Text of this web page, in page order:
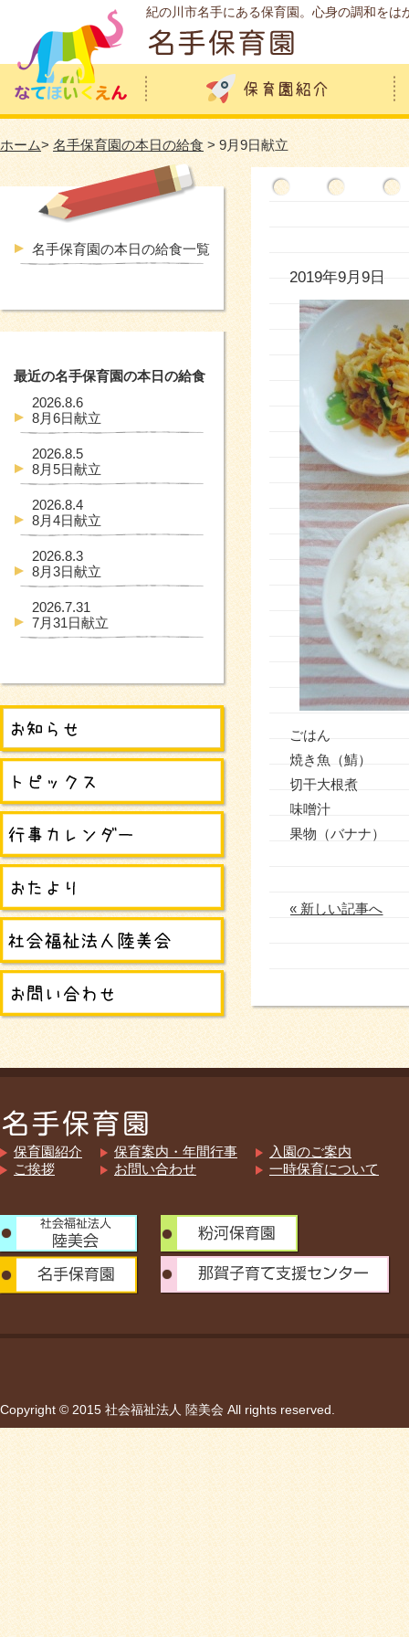
紀の川市名手にある保育園。心身の調和を
ホーム> 名手保育園の本日の給食 > 9月9日献立
2019年9月9日
ごはん
焼き魚（鯖）
切干大根煮
味噌汁
果物（バナナ）
« 新しい記事へ
名手保育園の本日の給食一覧
最近の名手保育園の本日の給食
2026.8.6
8月6日献立
2026.8.5
8月5日献立
2026.8.4
8月4日献立
2026.8.3
8月3日献立
2026.7.31
7月31日献立
保育園紹介
ご挨拶
保育案内・年間行事
お問い合わせ
入園のご案内
一時保育について
Copyright © 2015 社会福祉法人 陸美会 All rights reserved.